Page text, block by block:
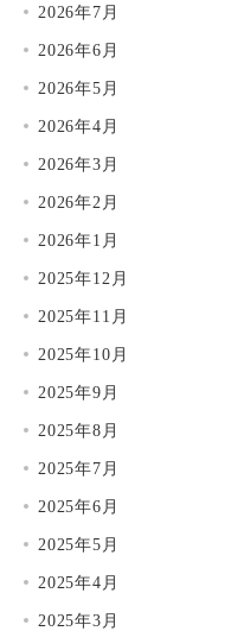
2026年7月
2026年6月
2026年5月
2026年4月
2026年3月
2026年2月
2026年1月
2025年12月
2025年11月
2025年10月
2025年9月
2025年8月
2025年7月
2025年6月
2025年5月
2025年4月
2025年3月